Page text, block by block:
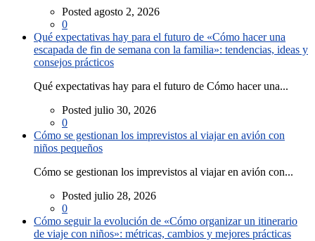
Posted agosto 2, 2026
0
Qué expectativas hay para el futuro de «Cómo hacer una
escapada de fin de semana con la familia»: tendencias, ideas y
consejos prácticos
Qué expectativas hay para el futuro de Cómo hacer una...
Posted julio 30, 2026
0
Cómo se gestionan los imprevistos al viajar en avión con
niños pequeños
Cómo se gestionan los imprevistos al viajar en avión con...
Posted julio 28, 2026
0
Cómo seguir la evolución de «Cómo organizar un itinerario
de viaje con niños»: métricas, cambios y mejores prácticas